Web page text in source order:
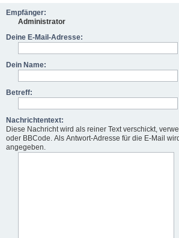
Empfänger:
Administrator
Deine E-Mail-Adresse:
Dein Name:
Betreff:
Nachrichtentext:
Diese Nachricht wird als reiner Text verschickt,
oder BBCode. Als Antwort-Adresse für die E-Mail
angegeben.